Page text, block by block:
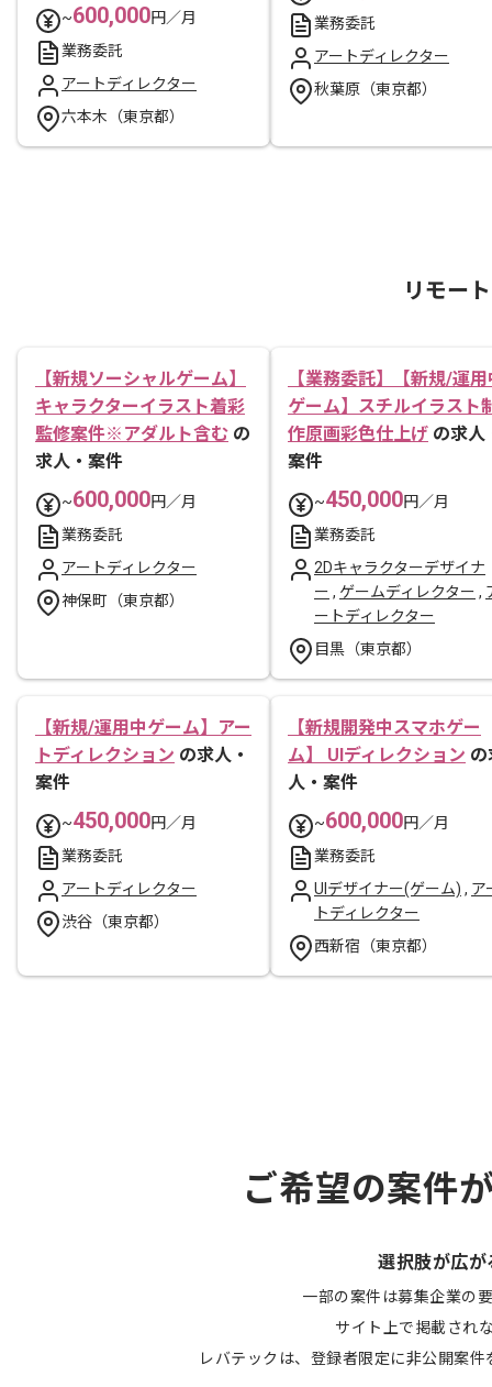
~600,000円／月
業務委託
アートディレクター
六本木（東京都）
業務委託
アートディレクター
秋葉原（東京都）
リモー
【新規ソーシャルゲーム】
キャラクターイラスト着彩
監修案件※アダルト含む の
求人・案件
~600,000円／月
業務委託
アートディレクター
神保町（東京都）
【業務委託】【新規/運用
ゲーム】スチルイラスト
作原画彩色仕上げ の求人
案件
~450,000円／月
業務委託
2Dキャラクターデザイナ
ー , ゲームディレクター ,
ートディレクター
目黒（東京都）
【新規/運用中ゲーム】アー
トディレクション の求人・
案件
~450,000円／月
業務委託
アートディレクター
渋谷（東京都）
【新規開発中スマホゲー
ム】 UIディレクション の
人・案件
~600,000円／月
業務委託
UIデザイナー(ゲーム) , ア
トディレクター
西新宿（東京都）
ご希望の案件
選択肢が広が
一部の案件は募集企業の
サイト上で掲載され
レバテックは、登録者限定に非公開案